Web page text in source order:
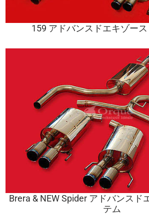
159 アドバンスドエキゾー
Brera & NEW Spider アドバンスド
テム